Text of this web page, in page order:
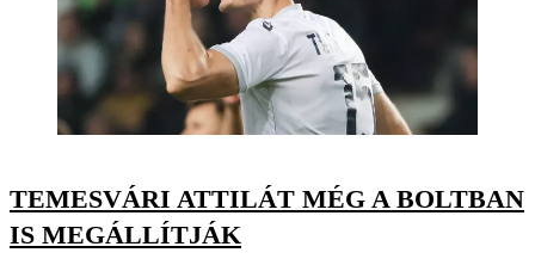
TEMESVÁRI ATTILÁT MÉG A BOLTBAN
IS MEGÁLLÍTJÁK